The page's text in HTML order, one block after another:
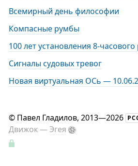
Всемирный день философии
Компасные румбы
100 лет установления 8-
Сигналы судовых тревог
Новая виртуальная ОСь —
© Павел Гладилов, 2013—2026
Движок —Эгея